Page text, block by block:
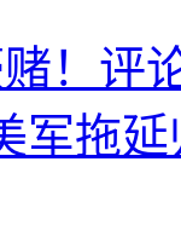
！评
军拖